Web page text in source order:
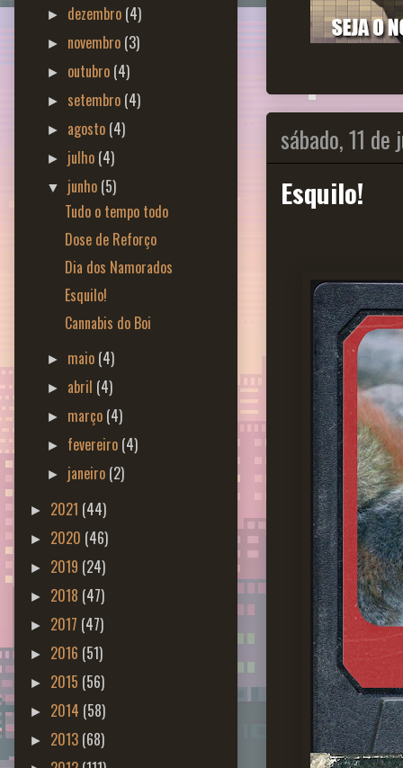
sábado, 11
Esquilo!
► dezembro (4)
► novembro (3)
► outubro (4)
► setembro (4)
► agosto (4)
► julho (4)
▼ junho (5)
Tudo o tempo todo
Dose de Reforço
Dia dos Namorados
Esquilo!
Cannabis do Boi
► maio (4)
► abril (4)
► março (4)
► fevereiro (4)
► janeiro (2)
► 2021 (44)
► 2020 (46)
► 2019 (24)
► 2018 (47)
► 2017 (47)
► 2016 (51)
► 2015 (56)
► 2014 (58)
► 2013 (68)